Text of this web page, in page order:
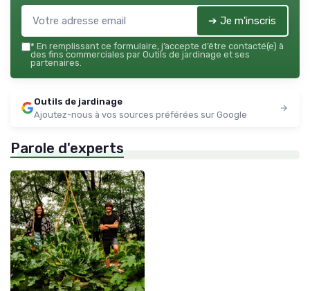
➔ Je m'inscris
* En remplissant ce formulaire, j’accepte d’être contacté(e) à
des fins commerciales par Outils de jardinage et ses
partenaires.
Outils de jardinage
Ajoutez-nous à vos sources préférées sur Google
Parole d'experts